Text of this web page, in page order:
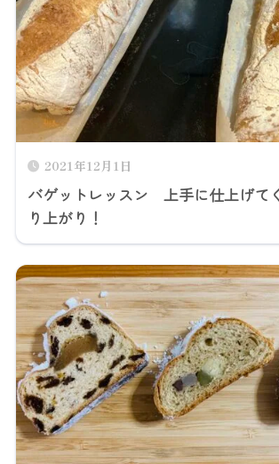
2021年12月1日
バゲットレッスン 上手に仕上げて
り上がり！